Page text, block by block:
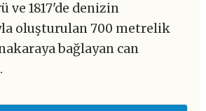
ve 1817'de denizin
oluşturulan 700 metrelik
bağlayan can